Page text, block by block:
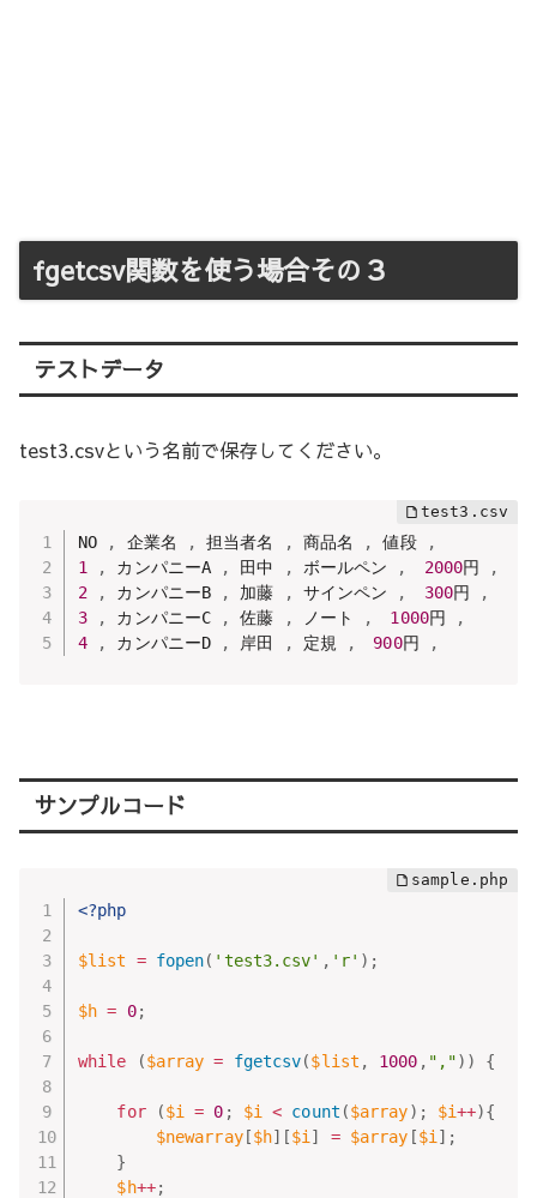
fgetcsv関数を使う場合その３
テストデータ
test3.csvという名前で保存してください。
NO , 企業名 , 担当者名 , 商品名 , 値段
,
1
, カンパニーA , 田中 , ボールペン , 2000円
,
2
, カンパニーB , 加藤 , サインペン , 300円
,
3
, カンパニーC , 佐藤 , ノート , 1000円
,
4
, カンパニーD , 岸田 , 定規 , 900円 ,
サンプルコード
<?php
$list = fopen( 'test3.csv' , 'r' ) ;
$h = 0;
while ($array = fgetcsv($list , 1000 , ",") ) {
for ($i = 0 ; $i < count ($array) ; $i++){
$newarray[$h] [$i ] = $array [$i ] ;
}
$h++;